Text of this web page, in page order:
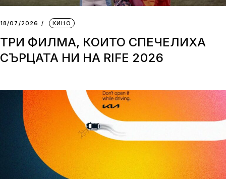
18/07/2026 КИНО
ТРИ ФИЛМА, КОИТО СПЕЧЕЛИХА
СЪРЦАТА НИ НА RIFE 2026